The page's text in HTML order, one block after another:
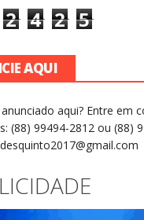
2 4 2 5
AQUI
aqui? Entre em
(88) 99494-2812 ou (88)